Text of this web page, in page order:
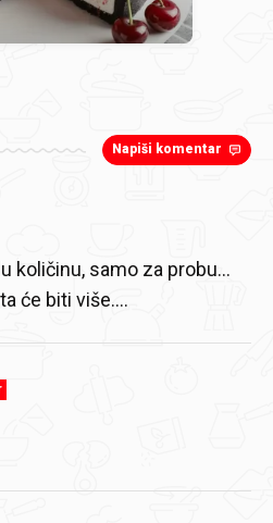
Napiši komentar
količinu, samo za probu...
će biti više....